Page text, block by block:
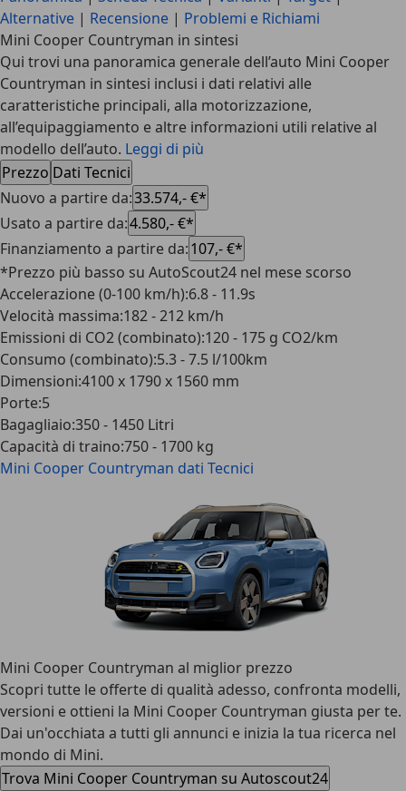
Alternative | Recensione | Problemi e Richiami
Mini Cooper Countryman in sintesi
Qui trovi una panoramica generale dell’auto Mini Cooper
Countryman in sintesi inclusi i dati relativi alle
caratteristiche principali, alla motorizzazione,
all’equipaggiamento e altre informazioni utili relative al
modello dell’auto. Leggi di più
Prezzo Dati Tecnici
Nuovo a partire da:33.574,- €*
Usato a partire da:4.580,- €*
Finanziamento a partire da:107,- €*
*Prezzo più basso su AutoScout24 nel mese scorso
Accelerazione (0-100 km/h):6.8 - 11.9s
Velocità massima:182 - 212 km/h
Emissioni di CO2 (combinato):120 - 175 g CO2/km
Consumo (combinato):5.3 - 7.5 l/100km
Dimensioni:4100 x 1790 x 1560 mm
Porte:5
Bagagliaio:350 - 1450 Litri
Capacità di traino:750 - 1700 kg
Mini Cooper Countryman dati Tecnici
Mini Cooper Countryman al miglior prezzo
Scopri tutte le offerte di qualità adesso, confronta modelli,
versioni e ottieni la Mini Cooper Countryman giusta per te.
Dai un'occhiata a tutti gli annunci e inizia la tua ricerca nel
mondo di Mini.
Trova Mini Cooper Countryman su Autoscout24